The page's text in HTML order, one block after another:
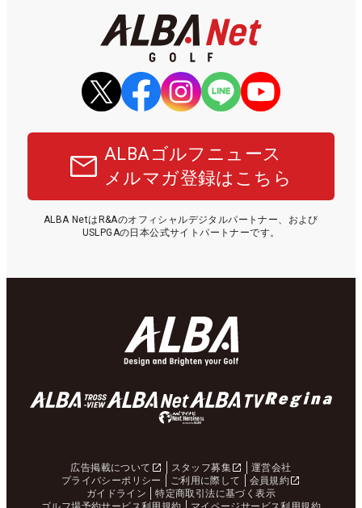
ALBAゴルフニュース
メルマガ登録はこちら
ALBA NetはR&Aのオフィシャルデジタルパートナー、および
USLPGAの日本公式サイトパートナーです。
広告掲載について スタッフ募集
運営会社
プライバシーポリシー
ご利用に際して
会員規約
ガイドライン
特定商取引法に基づく表示